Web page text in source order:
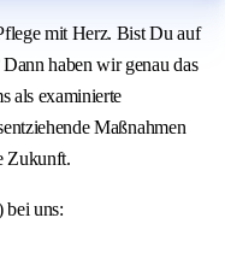
mit Herz. Bist Du auf
haben wir genau das
als examinierte
Maßnahmen
Zukunft.
bei uns: